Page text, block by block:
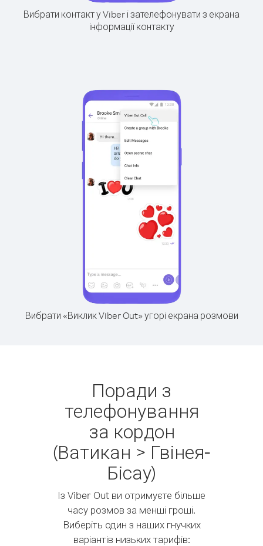
Вибрати контакт у Viber і зателефонувати з екрана
інформації контакту
Вибрати «Виклик Viber Out» угорі екрана розмови
Поради з
телефонування
за кордон
(Ватикан > Гвінея-
Бісау)
Із Viber Out ви отримуєте більше
часу розмов за менші гроші.
Виберіть один з наших гнучких
варіантів низьких тарифів: